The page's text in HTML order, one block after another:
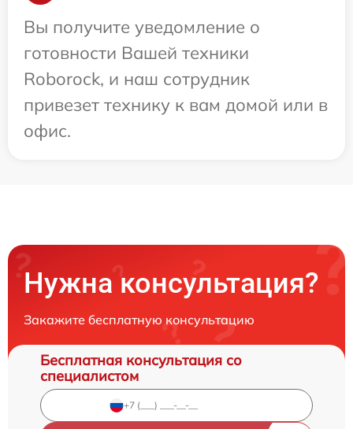
Вы получите уведомление о
готовности Вашей техники
Roborock, и наш сотрудник
привезет технику к вам домой или в
офис.
Нужна консультация?
Закажите бесплатную консультацию
Бесплатная консультация со
специалистом